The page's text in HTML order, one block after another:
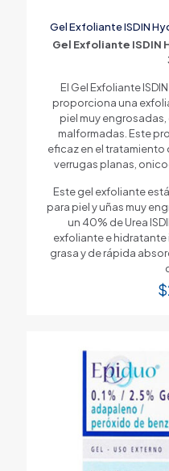
Gel Exfoliante ISDIN
Gel Exfoliante
El Gel Exfoliante
proporciona una
piel muy
malformadas. Este
eficaz en el tratamiento
verrugas planas,
Este gel exfoliante
para piel y uñas muy
un 40% de Urea
exfoliante e hidratante
grasa y de rápida
$